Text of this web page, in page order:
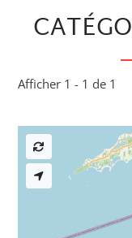
Afficher 1 - 1 de 1